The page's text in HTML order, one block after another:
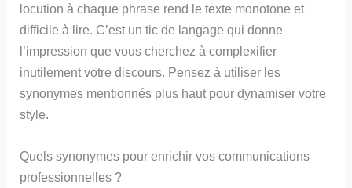
locution à chaque phrase rend le texte monotone et
difficile à lire. C’est un tic de langage qui donne
l’impression que vous cherchez à complexifier
inutilement votre discours. Pensez à utiliser les
synonymes mentionnés plus haut pour dynamiser votre
style.
Quels synonymes pour enrichir vos communications
professionnelles ?